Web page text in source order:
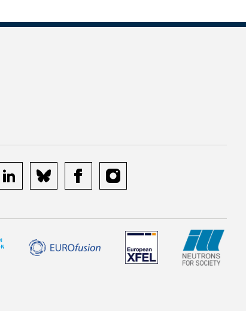
linkedin bluesky facebookinstagram